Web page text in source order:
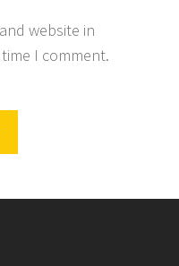
website in
I comment.